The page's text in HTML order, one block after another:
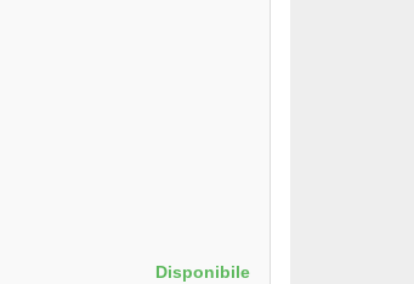
Disponibile